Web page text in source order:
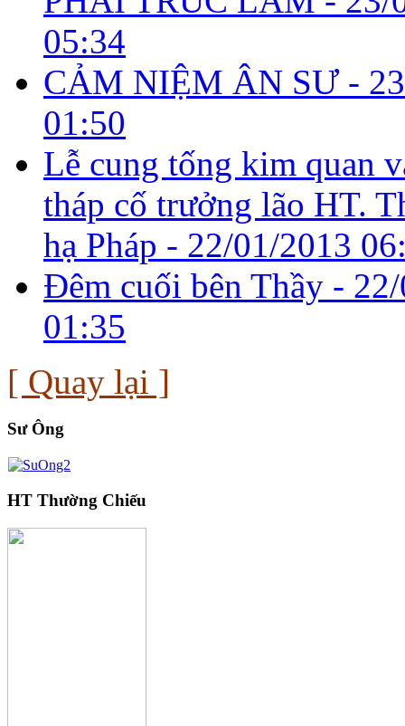
05:34
CẢM NIỆM ÂN SƯ -
01:50
Lễ cung tống kim quan
tháp cố trưởng lão HT.
hạ Pháp - 22/01/2013
Đêm cuối bên Thầy -
01:35
[ Quay lại ]
Sư Ông
HT Thường Chiếu